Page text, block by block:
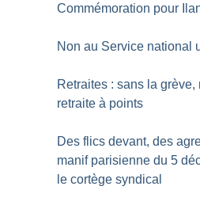
Commémoration pour
Non au Service national
Retraites : sans la
retraite à points
Des flics devant, des
manif parisienne du 5
le cortège syndical